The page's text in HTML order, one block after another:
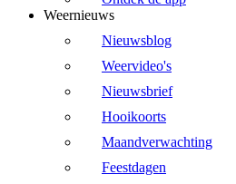
Weernieuws
Nieuwsblog
Weervideo's
Nieuwsbrief
Hooikoorts
Maandverwachting
Feestdagen